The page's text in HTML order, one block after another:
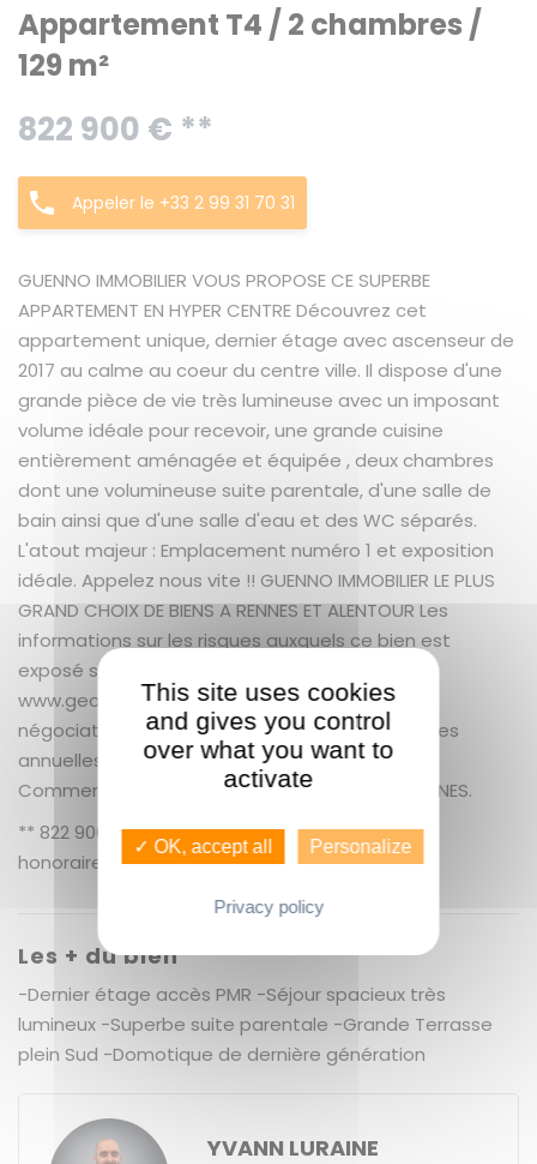
Appartement T4 / 2 chambres /
129 m²
822 900 € **
Appeler le +33 2 99 31 70 31
GUENNO IMMOBILIER VOUS PROPOSE CE SUPERBE
APPARTEMENT EN HYPER CENTRE Découvrez cet
appartement unique, dernier étage avec ascenseur de
2017 au calme au coeur du centre ville. Il dispose d'une
grande pièce de vie très lumineuse avec un imposant
volume idéale pour recevoir, une grande cuisine
entièrement aménagée et équipée , deux chambres
dont une volumineuse suite parentale, d'une salle de
bain ainsi que d'une salle d'eau et des WC séparés.
L'atout majeur : Emplacement numéro 1 et exposition
idéale. Appelez nous vite !! GUENNO IMMOBILIER LE PLUS
GRAND CHOIX DE BIENS A RENNES ET ALENTOUR Les
informations sur les risques auxquels ce bien est
exposé sont disponibles sur le site Géorisque :
www.georisques.gouv.fr + 5.50 % honoraires de
négociation TTC. Copropriété de 17 lots. Charges
annuelles : 1200 euros. YVANN LURAINE (EI) Agent
Commercial - Numéro RSAC : 891 849 234 - RENNES.
** 822 900 € honoraires inclus | 780 000 € hors
honoraires
Nos honoraires
Les + du bien
-Dernier étage accès PMR -Séjour spacieux très
lumineux -Superbe suite parentale -Grande Terrasse
plein Sud -Domotique de dernière génération
YVANN LURAINE
This site uses cookies
and gives you control
over what you want to
activate
✓ OK, accept all Personalize
Privacy policy